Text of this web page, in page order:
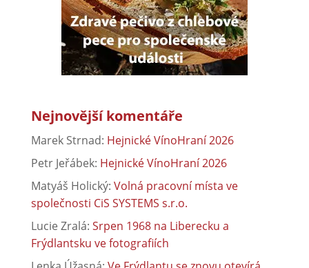
Nejnovější komentáře
Marek Strnad: Hejnické VínoHraní 2026
Petr Jeřábek: Hejnické VínoHraní 2026
Matyáš Holický: Volná pracovní místa ve
společnosti CiS SYSTEMS s.r.o.
Lucie Zralá: Srpen 1968 na Liberecku a
Frýdlantsku ve fotografiích